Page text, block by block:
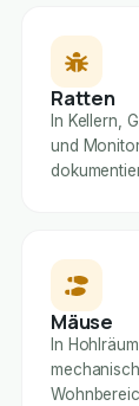
Ratten
In Kellern,
und
Mäuse
In